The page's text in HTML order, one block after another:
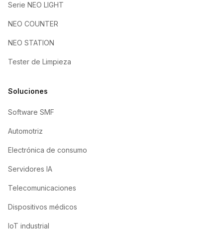
Serie NEO LIGHT
NEO COUNTER
NEO STATION
Tester de Limpieza
Soluciones
Software SMF
Automotriz
Electrónica de consumo
Servidores IA
Telecomunicaciones
Dispositivos médicos
IoT industrial